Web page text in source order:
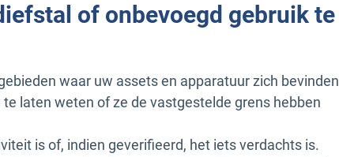
of onbevoegd gebruik te
waar uw assets en apparatuur zich bevinden
laten weten of ze de vastgestelde grens hebben
is of, indien geverifieerd, het iets verdachts is.